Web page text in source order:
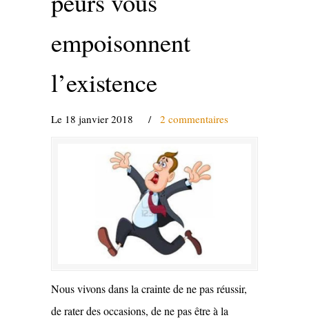
empoisonnent
l’existence
Le 18 janvier 2018 / 2 commentaires
Nous vivons dans la crainte de ne pas réussir,
de rater des occasions, de ne pas être à la